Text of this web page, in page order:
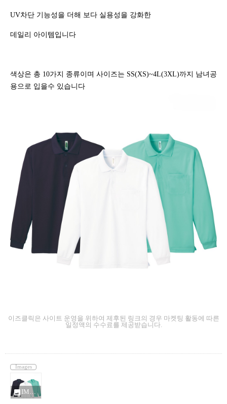
UV차단 기능성을 더해 보다 실용성을 강화한
데일리 아이템입니다
색상은 총 10가지 종류이며 사이즈는 SS(XS)~4L(3XL)까지 남녀공
용으로 입을수 있습니다
이즈클릭은 사이트 운영을 위하여 제후된 링크의 경우 마켓팅 활동에 따른
일정액의 수수료를 제공받습니다.
Images
photo IMG_7741_9887931.jpeg